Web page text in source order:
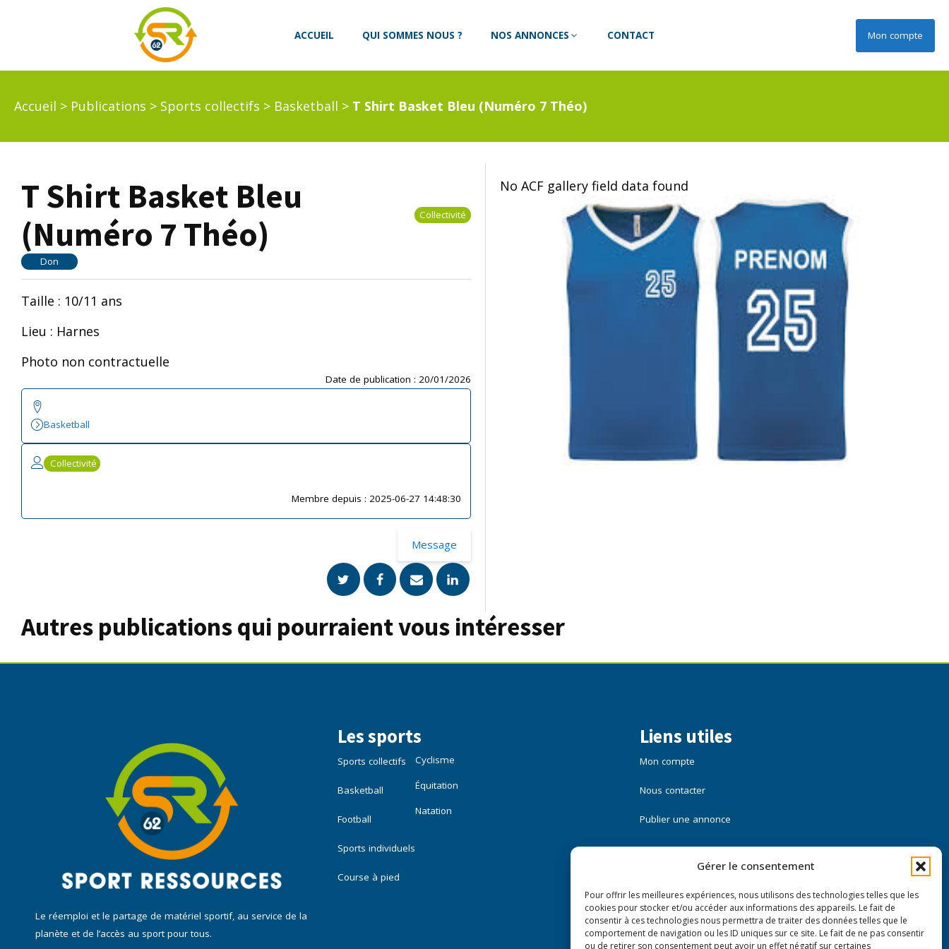
Gérer le consentement
Pour offrir les meilleures expériences, nous utilisons des technologies telles que les
cookies pour stocker et/ou accéder aux informations des appareils. Le fait de
consentir à ces technologies nous permettra de traiter des données telles que le
comportement de navigation ou les ID uniques sur ce site. Le fait de ne pas consentir
ou de retirer son consentement peut avoir un effet négatif sur certaines
ACCUEIL QUI SOMMES NOUS ? NOS ANNONCES CONTACT Mon compte
Accueil > Publications > Sports collectifs > Basketball > T Shirt Basket Bleu (Numéro 7 Théo)
T Shirt Basket Bleu
(Numéro 7 Théo)
Collectivité
Don
Taille : 10/11 ans
Lieu : Harnes
Photo non contractuelle
Date de publication : 20/01/2026
Basketball
Collectivité
Membre depuis : 2025-06-27 14:48:30
Message
No ACF gallery field data found
Autres publications qui pourraient vous intéresser
Le réemploi et le partage de matériel sportif, au service de la
planète et de l’accès au sport pour tous.
Les sports
Sports collectifs
Basketball
Football
Sports individuels
Course à pied
Cyclisme
Équitation
Natation
Liens utiles
Mon compte
Nous contacter
Publier une annonce